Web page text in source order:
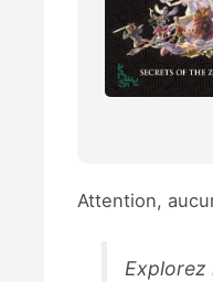
Attention,
Explorez